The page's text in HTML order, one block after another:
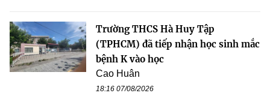
Trường THCS Hà Huy Tập
(TPHCM) đã tiếp nhận học sinh mắc
bệnh K vào học
Cao Huân
18:16 07/08/2026